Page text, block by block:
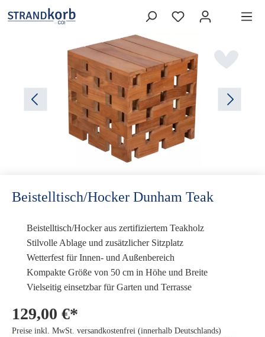
Beistelltisch/Hocker Dunham Teak
Beistelltisch/Hocker aus zertifiziertem Teakholz
Stilvolle Ablage und zusätzlicher Sitzplatz
Wetterfest für Innen- und Außenbereich
Kompakte Größe von 50 cm in Höhe und Breite
Vielseitig einsetzbar für Garten und Terrasse
129,00 €*
Preise inkl. MwSt. versandkostenfrei (innerhalb Deutschlands)